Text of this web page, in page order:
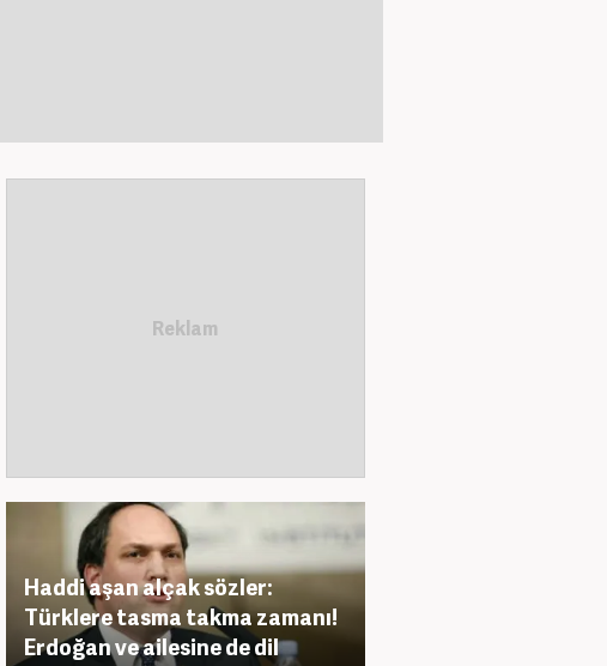
Haddi aşan alçak sözler:
Türklere tasma takma zamanı!
Erdoğan ve ailesine de dil